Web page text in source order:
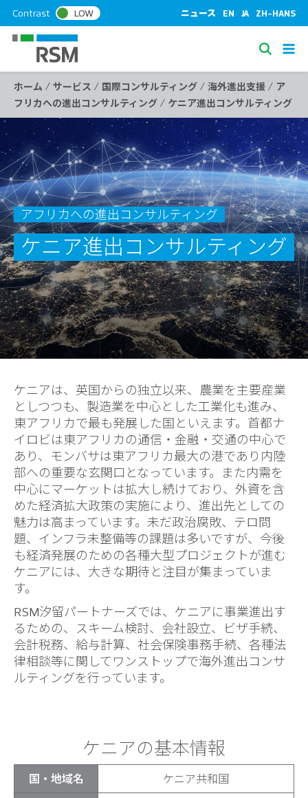
k
t
o
n
t
e
n
t
Contrast LOW ニュース EN JA ZH-HANS
S
e
a
r
c
h
ホーム / サービス / 国際コンサルティング / 海外進出支援 / ア
フリカへの進出コンサルティング / ケニア進出コンサルティング
アフリカへの進出コンサルティング
ケニア進出コンサルティング
ケニアは、英国からの独立以来、農業を主要産業
としつつも、製造業を中心とした工業化も進み、
東アフリカで最も発展した国といえます。首都ナ
イロビは東アフリカの通信・金融・交通の中心で
あり、モンバサは東アフリカ最大の港であり内陸
部への重要な玄関口となっています。また内需を
中心にマーケットは拡大し続けており、外資を含
めた経済拡大政策の実施により、進出先としての
魅力は高まっています。未だ政治腐敗、テロ問
題、インフラ未整備等の課題は多いですが、今後
も経済発展のための各種大型プロジェクトが進む
ケニアには、大きな期待と注目が集まっていま
す。
RSM汐留パートナーズでは、ケニアに事業進出す
るための、スキーム検討、会社設立、ビザ手続、
会計税務、給与計算、社会保険事務手続、各種法
律相談等に関してワンストップで海外進出コンサ
ルティングを行っています。
ケニアの基本情報
国・地域名 ケニア共和国